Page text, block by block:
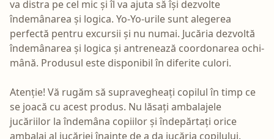
va distra pe cel mic și îl va ajuta să își dezvolte
îndemânarea și logica. Yo-Yo-urile sunt alegerea
perfectă pentru excursii și nu numai. Jucăria dezvoltă
îndemânarea și logica și antrenează coordonarea ochi-
mână. Produsul este disponibil în diferite culori.
Atenție! Vă rugăm să supravegheați copilul în timp ce
se joacă cu acest produs. Nu lăsați ambalajele
jucăriilor la îndemâna copiilor și îndepărtați orice
ambalaj al jucăriei înainte de a da jucăria copilului.